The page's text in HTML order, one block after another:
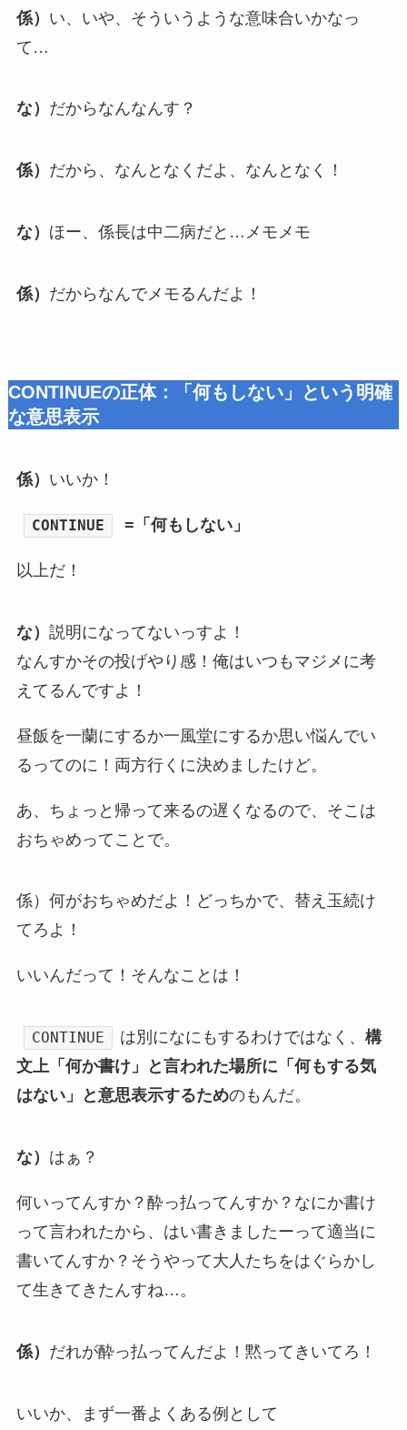
係） い、いや、そういうような意味合いかなっ
て…
な） だからなんなんす？
係） だから、なんとなくだよ、なんとなく！
な） ほー、係長は中二病だと…メモメモ
係） だからなんでメモるんだよ！
CONTINUEの正体：「何もしない」という明確
な意思表示
係） いいか！
CONTINUE =「何もしない」
以上だ！
な） 説明になってないっすよ！
なんすかその投げやり感！俺はいつもマジメに考
えてるんですよ！
昼飯を一蘭にするか一風堂にするか思い悩んでい
るってのに！両方行くに決めましたけど。
あ、ちょっと帰って来るの遅くなるので、そこは
おちゃめってことで。
係）何がおちゃめだよ！どっちかで、替え玉続け
てろよ！
いいんだって！そんなことは！
CONTINUE は別になにもするわけではなく、構
文上「何か書け」と言われた場所に「何もする気
はない」と意思表示するためのもんだ。
な） はぁ？
何いってんすか？酔っ払ってんすか？なにか書け
って言われたから、はい書きましたーって適当に
書いてんすか？そうやって大人たちをはぐらかし
て生きてきたんすね…。
係） だれが酔っ払ってんだよ！黙ってきいてろ！
いいか、まず一番よくある例として